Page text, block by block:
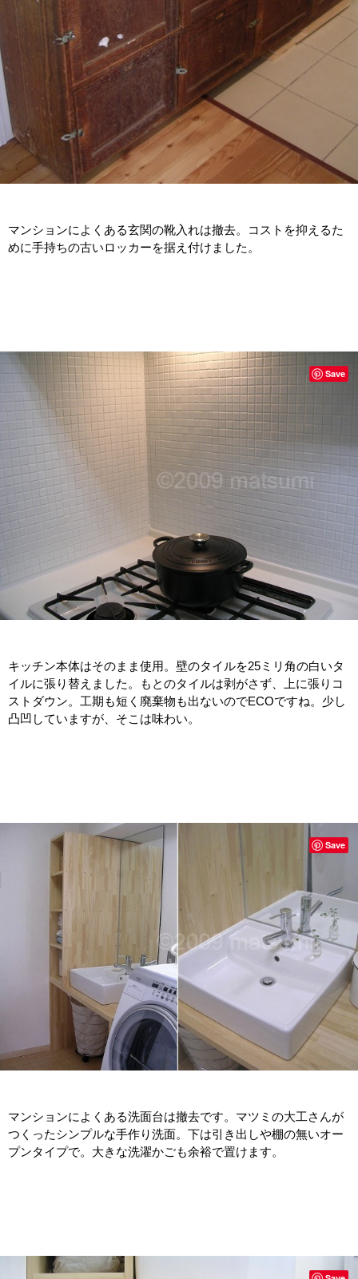
マンションによくある玄関の靴入れは撤去。コストを抑えるた
めに手持ちの古いロッカーを据え付けました。
キッチン本体はそのまま使用。壁のタイルを25ミリ角の白いタ
イルに張り替えました。もとのタイルは剥がさず、上に張りコ
ストダウン。工期も短く廃棄物も出ないのでECOですね。少し
凸凹していますが、そこは味わい。
Save
マンションによくある洗面台は撤去です。マツミの大工さんが
つくったシンプルな手作り洗面。下は引き出しや棚の無いオー
プンタイプで。大きな洗濯かごも余裕で置けます。
Save